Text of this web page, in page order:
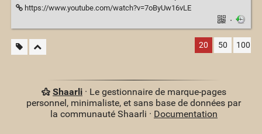
https://www.youtube.com/watch?v=7oByUw16vLE
·
20 50 100
Shaarli· Le gestionnaire de marque-pages
personnel, minimaliste, et sans base de données par
la communauté Shaarli · Documentation